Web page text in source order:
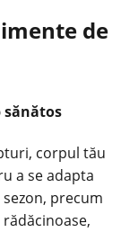
de
corpul tău
a se adapta
precum